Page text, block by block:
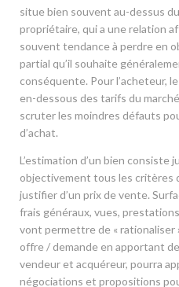
situe bien souvent au-dessus
propriétaire, qui a une relation
souvent tendance à perdre en
partial qu’il souhaite
conséquente. Pour l’acheteur,
en-dessous des tarifs du
scruter les moindres défauts
d’achat.
L’estimation d’un bien consiste
objectivement tous les critères
justifier d’un prix de vente.
frais généraux, vues,
vont permettre de «
offre / demande en apportant
vendeur et acquéreur, pourra
négociations et propositions